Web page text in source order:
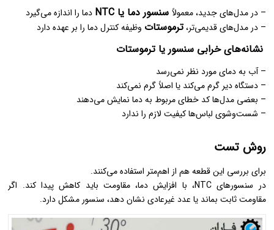
– در مدل‌های جدید، معمولاً سنسور دما یا NTC
دما را اندازه می‌گیرد
– در مدل‌های قدیمی‌تر،ترموستات وظیفه کنترل دما را بر عهده دارد
نشانه‌های خرابی سنسور یا ترموستات
– آب به دمای مورد نظر نمی‌رسد
– دستگاه دیر گرم می‌کند یا اصلاً گرم نمی‌کند
– بعضی مدل‌ها کد خطای مربوط به دما نمایش می‌دهند
– شست‌وشوی لباس‌ها کیفیت لازم را ندارد
روش تست
برای بررسی این قطعه هم از اهم‌متر استفاده می‌کنند.
در سنسورهای NTC، با افزایش دما، مقاومت باید کاهش پیدا کند. اگر
مقاومت ثابت بماند یا عدد غیرعادی نشان دهد، سنسور مشکل دارد.